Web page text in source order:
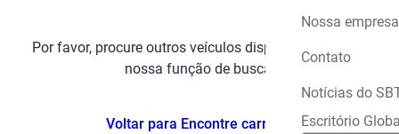
Nossa empresa
Contato
Notícias do
Escritório
Por favor, procure outros veículos disponíveis usando
nossa função de busca.
Voltar para Encontre carros